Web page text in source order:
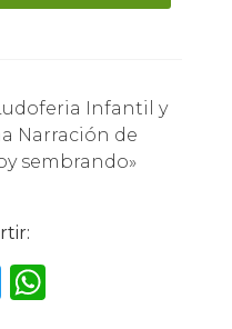
Narración de
sembrando»
T W